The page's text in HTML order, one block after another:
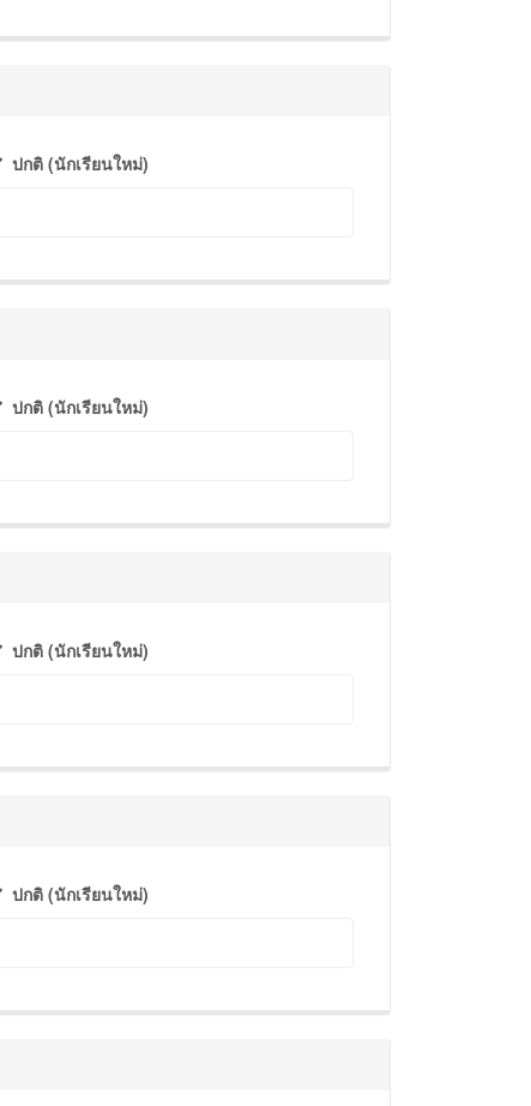
ปกติ (นักเรียนใหม่)
ปกติ (นักเรียนใหม่)
ปกติ (นักเรียนใหม่)
ปกติ (นักเรียนใหม่)